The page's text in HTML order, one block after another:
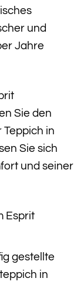
und
Jahre
Sie den
in
Sie sich
und seiner
Esprit
gestellte
in